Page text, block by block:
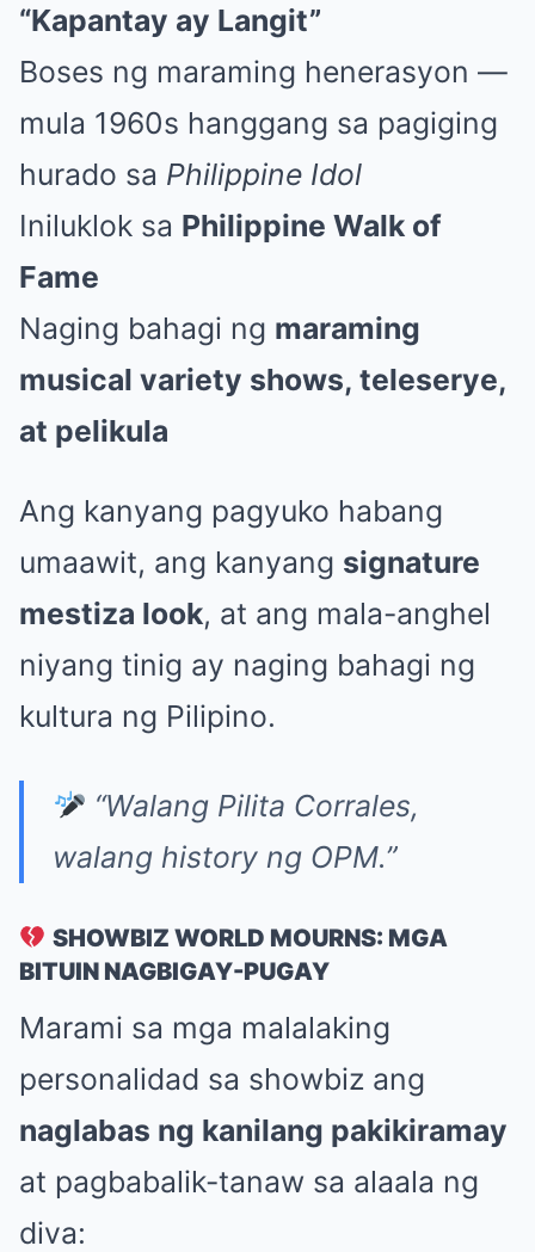
“Kapantay ay Langit”
Boses ng maraming henerasyon —
mula 1960s hanggang sa pagiging
hurado sa Philippine Idol
Iniluklok sa Philippine Walk of
Fame
Naging bahagi ng maraming
musical variety shows, teleserye,
at pelikula
Ang kanyang pagyuko habang
umaawit, ang kanyang signature
mestiza look, at ang mala-anghel
niyang tinig ay naging bahagi ng
kultura ng Pilipino.
“Walang Pilita Corrales,
walang history ng OPM.”
SHOWBIZ WORLD MOURNS: MGA
BITUIN NAGBIGAY-PUGAY
Marami sa mga malalaking
personalidad sa showbiz ang
naglabas ng kanilang pakikiramay
at pagbabalik-tanaw sa alaala ng
diva: